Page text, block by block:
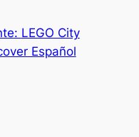
LEGO City
Español